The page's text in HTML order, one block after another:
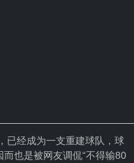
已经成为一支重建球队，球
也是被网友调侃“不得输80